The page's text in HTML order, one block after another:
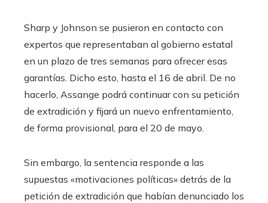
Sharp y Johnson se pusieron en contacto con
expertos que representaban al gobierno estatal
en un plazo de tres semanas para ofrecer esas
garantías. Dicho esto, hasta el 16 de abril. De no
hacerlo, Assange podrá continuar con su petición
de extradición y fijará un nuevo enfrentamiento,
de forma provisional, para el 20 de mayo.
Sin embargo, la sentencia responde a las
supuestas «motivaciones políticas» detrás de la
petición de extradición que habían denunciado los